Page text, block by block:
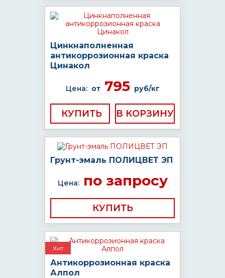
Цинкнаполненная
антикоррозионная краска
Цинакол
Цена: от795 руб/кг
КУПИТЬ
Грунт-эмаль ПОЛИЦВЕТ ЭП
Цена:по запросу
КУПИТЬ
Хит
Антикоррозионная краска
Алпол